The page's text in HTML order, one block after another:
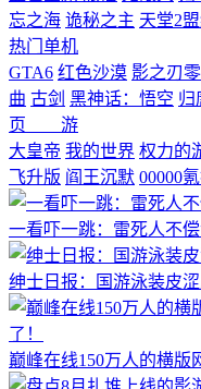
忘之海 诡秘之主 天堂2
热门单机
GTA6 红色沙漠 影之刃零
曲 古剑 黑神话：悟空 归
页 游
大皇帝 我的世界 权力的
飞升版 阎王沉默 00000
一看吓一跳：雷死人不偿
绅士日报：国游泳装皮
巅峰在线150万人的横版